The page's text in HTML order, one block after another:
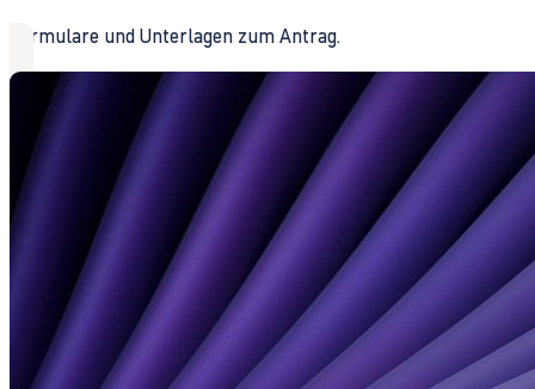
Formulare und Unterlagen zum Antrag.